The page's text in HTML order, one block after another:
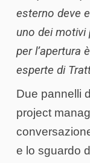
esterno deve
uno dei motivi
per l’apertura
esperte di
Due pannelli
project
e lo sguardo